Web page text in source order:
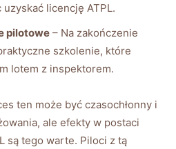
licencję ATPL.
pilotowe – Na zakończenie
szkolenie, które
lotem z inspektorem.
ten może być czasochłonny i
ale efekty w postaci
są tego warte. Piloci z tą